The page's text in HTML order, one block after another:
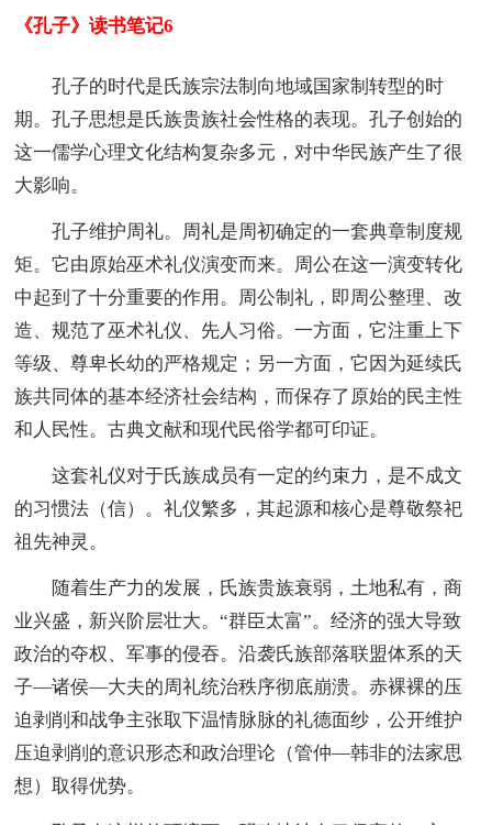
《孔子》读书笔记6
孔子的时代是氏族宗法制向地域国家制转型的时
期。孔子思想是氏族贵族社会性格的表现。孔子创始的
这一儒学心理文化结构复杂多元，对中华民族产生了很
大影响。
孔子维护周礼。周礼是周初确定的一套典章制度规
矩。它由原始巫术礼仪演变而来。周公在这一演变转化
中起到了十分重要的作用。周公制礼，即周公整理、改
造、规范了巫术礼仪、先人习俗。一方面，它注重上下
等级、尊卑长幼的严格规定；另一方面，它因为延续氏
族共同体的基本经济社会结构，而保存了原始的民主性
和人民性。古典文献和现代民俗学都可印证。
这套礼仪对于氏族成员有一定的约束力，是不成文
的习惯法（信）。礼仪繁多，其起源和核心是尊敬祭祀
祖先神灵。
随着生产力的发展，氏族贵族衰弱，土地私有，商
业兴盛，新兴阶层壮大。“群臣太富”。经济的强大导致
政治的夺权、军事的侵吞。沿袭氏族部落联盟体系的天
子—诸侯—大夫的周礼统治秩序彻底崩溃。赤裸裸的压
迫剥削和战争主张取下温情脉脉的礼德面纱，公开维护
压迫剥削的意识形态和政治理论（管仲—韩非的法家思
想）取得优势。